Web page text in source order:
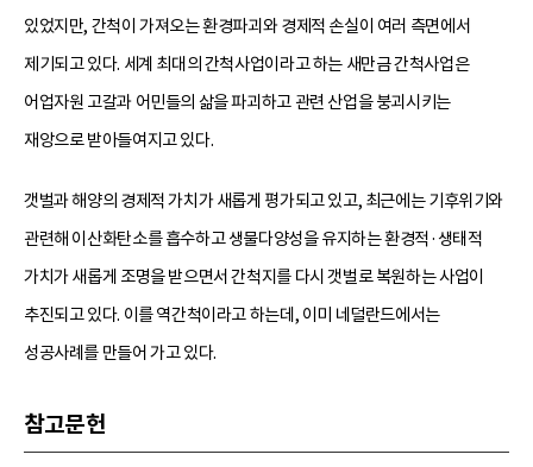
있었지만, 간척이 가져오는 환경파괴와 경제적 손실이 여러 측면에서
제기되고 있다. 세계 최대의 간척사업이라고 하는 새만금 간척사업은
어업자원 고갈과 어민들의 삶을 파괴하고 관련 산업을 붕괴시키는
재앙으로 받아들여지고 있다.
갯벌과 해양의 경제적 가치가 새롭게 평가되고 있고, 최근에는 기후위기와
관련해 이산화탄소를 흡수하고 생물다양성을 유지하는 환경적·생태적
가치가 새롭게 조명을 받으면서 간척지를 다시 갯벌로 복원하는 사업이
추진되고 있다. 이를 역간척이라고 하는데, 이미 네덜란드에서는
성공사례를 만들어 가고 있다.
참고문헌